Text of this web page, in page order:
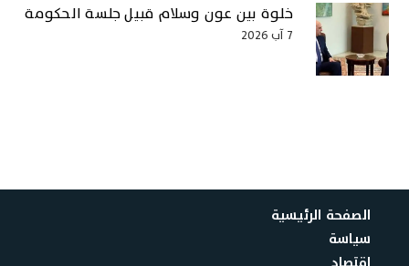
خلوة بين عون وسلام قبيل جلسة الحكومة
7 آب 2026
الصفحة الرئيسية
سياسة